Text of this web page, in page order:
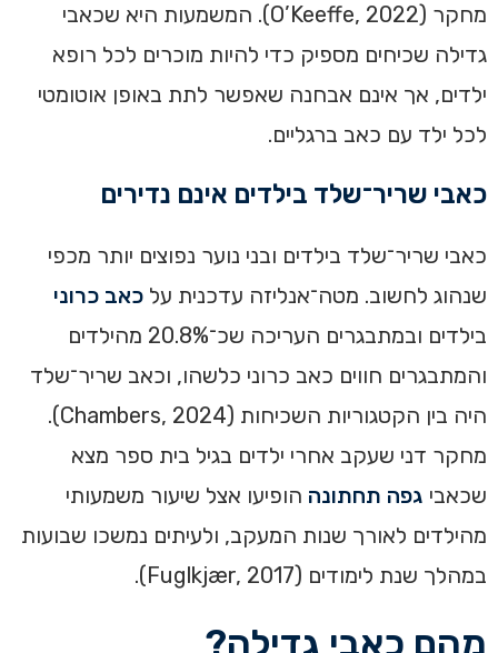
מחקר (O’Keeffe, 2022). המשמעות היא שכאבי
גדילה שכיחים מספיק כדי להיות מוכרים לכל רופא
ילדים, אך אינם אבחנה שאפשר לתת באופן אוטומטי
לכל ילד עם כאב ברגליים.
כאבי שריר־שלד בילדים אינם נדירים
כאבי שריר־שלד בילדים ובני נוער נפוצים יותר מכפי
שנהוג לחשוב. מטה־אנליזה עדכנית על כאב כרוני
בילדים ובמתבגרים העריכה שכ־20.8% מהילדים
והמתבגרים חווים כאב כרוני כלשהו, וכאב שריר־שלד
היה בין הקטגוריות השכיחות (Chambers, 2024).
מחקר דני שעקב אחרי ילדים בגיל בית ספר מצא
שכאבי גפה תחתונה הופיעו אצל שיעור משמעותי
מהילדים לאורך שנות המעקב, ולעיתים נמשכו שבועות
במהלך שנת לימודים (Fuglkjær, 2017).